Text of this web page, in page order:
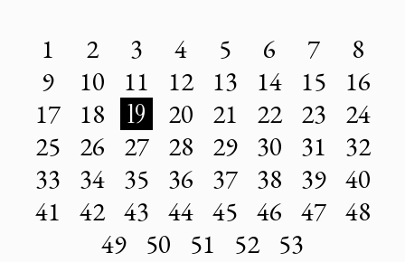
1 2 3 4 5 6 7
8
9
10 11 12 13 14 15
16
17
18 19 20 21 22 23
24
25
26 27 28 29 30 31
32
33
34 35 36 37 38 39 40
41
42 43 44 45 46 47 48
49
50 51 52 53